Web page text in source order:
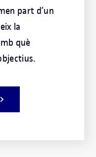
part d’un
la
què